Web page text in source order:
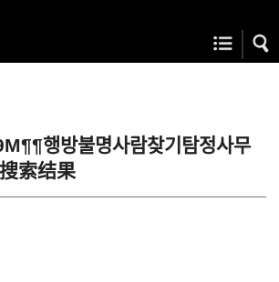
행방불명사람찾기탐정사무
索结果